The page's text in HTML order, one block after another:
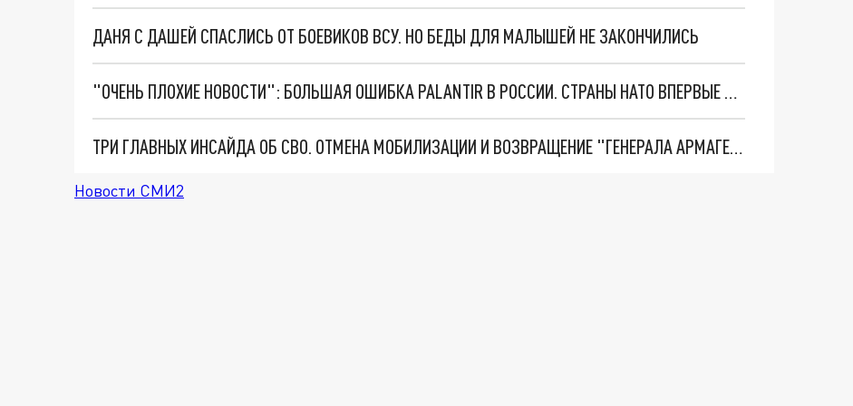
ДАНЯ С ДАШЕЙ СПАСЛИСЬ ОТ БОЕВИКОВ ВСУ. НО БЕДЫ ДЛЯ МАЛЫШЕЙ НЕ ЗАКОНЧИЛИСЬ
"ОЧЕНЬ ПЛОХИЕ НОВОСТИ": БОЛЬШАЯ ОШИБКА PALANTIR В РОССИИ. СТРАНЫ НАТО ВПЕРВЫЕ ЗА СВО ОСТАНОВИЛИ ПОСТАВКИ ОРУЖИЯ. ВСУ ТЕРЯЮТ ПРИГРАНИЧЬЕ?
ТРИ ГЛАВНЫХ ИНСАЙДА ОБ СВО. ОТМЕНА МОБИЛИЗАЦИИ И ВОЗВРАЩЕНИЕ "ГЕНЕРАЛА АРМАГЕДДОНА"? ОТЛИЧНЫЕ НОВОСТИ, КОТОРЫЕ ЖДАЛИ ВСЕ
Новости СМИ2